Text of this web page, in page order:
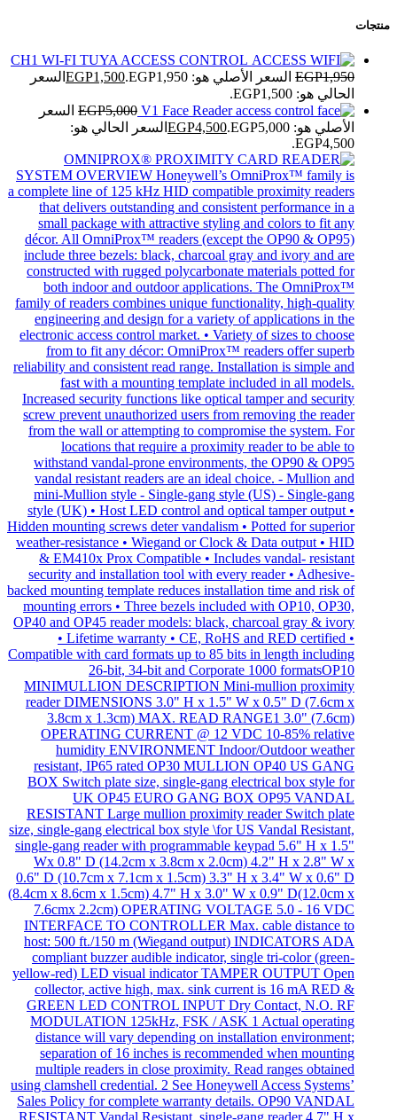
منتجات
CH1 WI-FI TUYA ACCESS CONTROL
EGP1,950 السعر الأصلي هو: EGP1,950. EGP1,500
السعر
الحالي هو: EGP1,500.
V1 Face Reader
EGP5,000
السعر
الأصلي هو: EGP5,000.
EGP4,500
السعر الحالي هو:
EGP4,500.